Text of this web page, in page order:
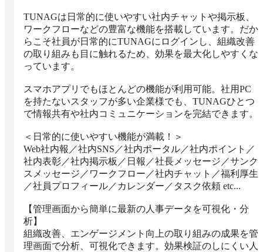
TUNAGは日常的に使いやすい社内チャットや掲示板、
ワークフローなどの豊富な機能を搭載しています。だか
らこそ社員が日常的にTUNAGにログインし、組織改善
の取り組みも目に触れるため、効果を最大化しやすくな
っています。
スマホアプリでもほとんどの機能が利用可能。社用PC
を持たないスタッフが多い企業様でも、TUNAGひとつ
で情報共有や社内コミュニケーションを完結できます。
＜日常的に使いやすい機能が満載！＞
Web社内報／社内SNS／社内ポータル／社内ポイント／
社内表彰／社内掲示板／日報／社長メッセージ／サンク
スメッセージ／ワークフロー／社内チャット／福利厚生
／社員プロフィール／カレンダー／タスク依頼 etc...
【管理画面から簡単に最新の人事データを可視化・分
析】
組織改善、エンゲージメント向上の取り組みの成果を管
理画面で分析、可視化できます。効果検証のしにくい人